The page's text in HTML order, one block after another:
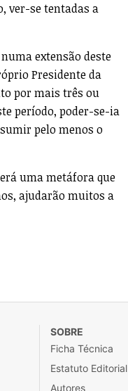
ver-se tentadas a
extensão deste
Presidente da
por mais três ou
período, poder-se-ia
pelo menos o
uma metáfora que
ajudarão muitos a
SOBRE
Ficha Técnica
Estatuto Editorial
Autores